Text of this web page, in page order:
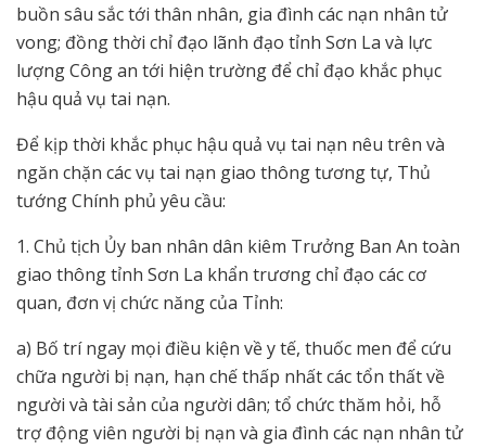
buồn sâu sắc tới thân nhân, gia đình các nạn nhân tử
vong; đồng thời chỉ đạo lãnh đạo tỉnh Sơn La và lực
lượng Công an tới hiện trường để chỉ đạo khắc phục
hậu quả vụ tai nạn.
Để kịp thời khắc phục hậu quả vụ tai nạn nêu trên và
ngăn chặn các vụ tai nạn giao thông tương tự, Thủ
tướng Chính phủ yêu cầu:
1. Chủ tịch Ủy ban nhân dân kiêm Trưởng Ban An toàn
giao thông tỉnh Sơn La khẩn trương chỉ đạo các cơ
quan, đơn vị chức năng của Tỉnh:
a) Bố trí ngay mọi điều kiện về y tế, thuốc men để cứu
chữa người bị nạn, hạn chế thấp nhất các tổn thất về
người và tài sản của người dân; tổ chức thăm hỏi, hỗ
trợ động viên người bị nạn và gia đình các nạn nhân tử